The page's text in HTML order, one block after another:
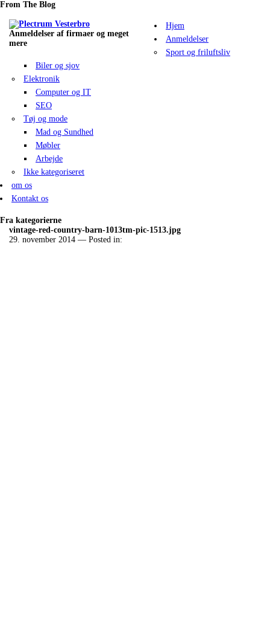
From The Blog
Anmeldelser af firmaer og meget
mere
Hjem
Anmeldelser
Sport og friluftsliv
Biler og sjov
Elektronik
Computer og IT
SEO
Tøj og mode
Mad og Sundhed
Møbler
Arbejde
Ikke kategoriseret
om os
Kontakt os
Fra kategorierne
vintage-red-country-barn-1013tm-pic-1513.jpg
29. november 2014 — Posted in: